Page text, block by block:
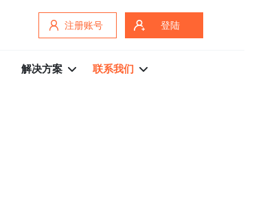
注册账号 登陆
解决方案 联系我们